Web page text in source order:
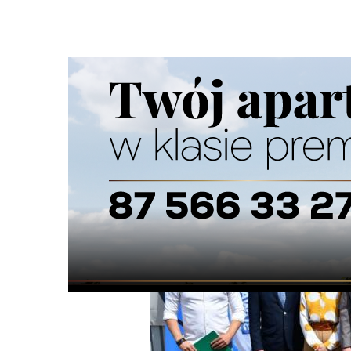
Ścieżka
nawigacyjna
Strona główna
Z ŻYCIA MIASTA 02/06/2026/ 5 Komentarzy
Poznaliśmy szczegóły tegorocznej